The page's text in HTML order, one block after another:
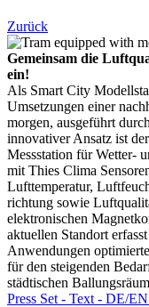
Zurück
Gemeinsam die
ein!
Als Smart City
Umsetzungen einer
morgen, ausgeführt
innovativer Ansatz ist
Messstation für Wetter-
mit Thies Clima
Lufttemperatur,
richtung sowie
elektronischen
aktuellen Standort
Anwendungen
für den steigenden
städtischen
Press Set - Text - DE/­